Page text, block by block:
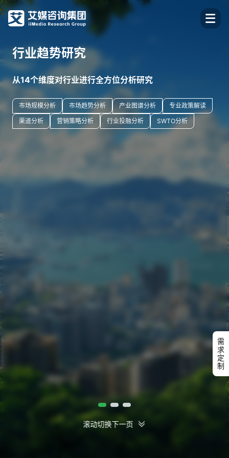
行业趋势研究
从14个维度对行业进行全方位分析研究
市场规模分析 市场趋势分析 产业图谱分析
专业政策解读
渠道分析
营销策略分析 行业投融分析 SWTO分析
滚动切换下一页
需
求
定
制